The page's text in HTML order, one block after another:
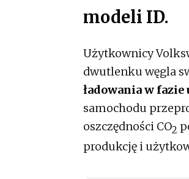
modeli ID.
Użytkownicy
dwutlenku węgla
ładowania w
samochodu
oszczędności CO2
produkcję i